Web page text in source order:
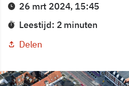
26 mrt 2024, 15:45
Leestijd: 2 minuten
Delen